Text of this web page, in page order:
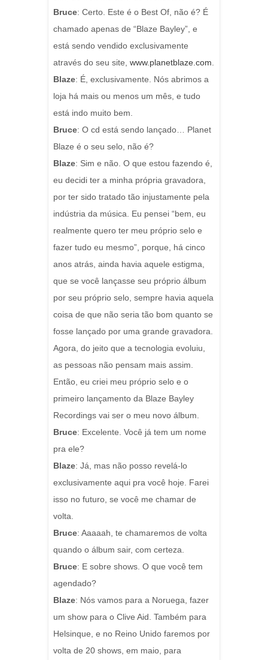
Bruce: Certo. Este é o Best Of, não é? É
chamado apenas de “Blaze Bayley”, e
está sendo vendido exclusivamente
através do seu site, www.planetblaze.com
Blaze: É, exclusivamente. Nós abrimos a
loja há mais ou menos um mês, e tudo
está indo muito bem.
Bruce: O cd está sendo lançado… Planet
Blaze é o seu selo, não é?
Blaze: Sim e não. O que estou fazendo é,
eu decidi ter a minha própria gravadora,
por ter sido tratado tão injustamente pela
indústria da música. Eu pensei “bem, eu
realmente quero ter meu próprio selo e
fazer tudo eu mesmo”, porque, há cinco
anos atrás, ainda havia aquele estigma,
que se você lançasse seu próprio álbum
por seu próprio selo, sempre havia aquela
coisa de que não seria tão bom quanto se
fosse lançado por uma grande gravadora.
Agora, do jeito que a tecnologia evoluiu,
as pessoas não pensam mais assim.
Então, eu criei meu próprio selo e o
primeiro lançamento da Blaze Bayley
Recordings vai ser o meu novo álbum.
Bruce: Excelente. Você já tem um nome
pra ele?
Blaze: Já, mas não posso revelá-lo
exclusivamente aqui pra você hoje. Farei
isso no futuro, se você me chamar de
volta.
Bruce: Aaaaah, te chamaremos de volta
quando o álbum sair, com certeza.
Bruce: E sobre shows. O que você tem
agendado?
Blaze: Nós vamos para a Noruega, fazer
um show para o Clive Aid. Também para
Helsinque, e no Reino Unido faremos por
volta de 20 shows, em maio, para